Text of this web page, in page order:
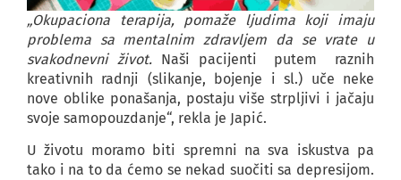
„Okupaciona terapija, pomaže ljudima koji imaju
problema sa mentalnim zdravljem da se vrate u
svakodnevni život. Naši pacijenti putem raznih
kreativnih radnji (slikanje, bojenje i sl.) uče neke
nove oblike ponašanja, postaju više strpljivi i jačaju
svoje samopouzdanje“, rekla je Japić.
U životu moramo biti spremni na sva iskustva pa
tako i na to da ćemo se nekad suočiti sa depresijom.